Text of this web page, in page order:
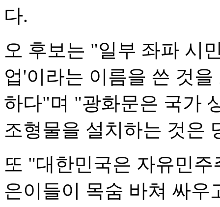
다.
오 후보는 "일부 좌파 시
업'이라는 이름을 쓴 것
하다"며 "광화문은 국가
조형물을 설치하는 것은
또 "대한민국은 자유민
은이들이 목숨 바쳐 싸우